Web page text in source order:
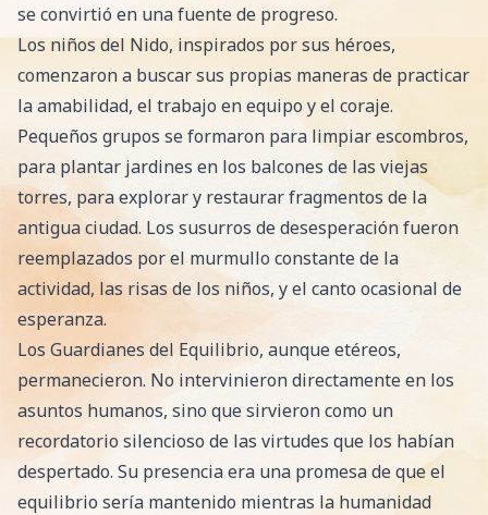
se convirtió en una fuente de progreso.
Los niños del Nido, inspirados por sus héroes,
comenzaron a buscar sus propias maneras de practicar
la amabilidad, el trabajo en equipo y el coraje.
Pequeños grupos se formaron para limpiar escombros,
para plantar jardines en los balcones de las viejas
torres, para explorar y restaurar fragmentos de la
antigua ciudad. Los susurros de desesperación fueron
reemplazados por el murmullo constante de la
actividad, las risas de los niños, y el canto ocasional de
esperanza.
Los Guardianes del Equilibrio, aunque etéreos,
permanecieron. No intervinieron directamente en los
asuntos humanos, sino que sirvieron como un
recordatorio silencioso de las virtudes que los habían
despertado. Su presencia era una promesa de que el
equilibrio sería mantenido mientras la humanidad